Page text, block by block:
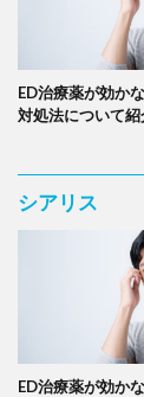
ED治療薬が効か
対処法について
シアリス
ED治療薬が効か